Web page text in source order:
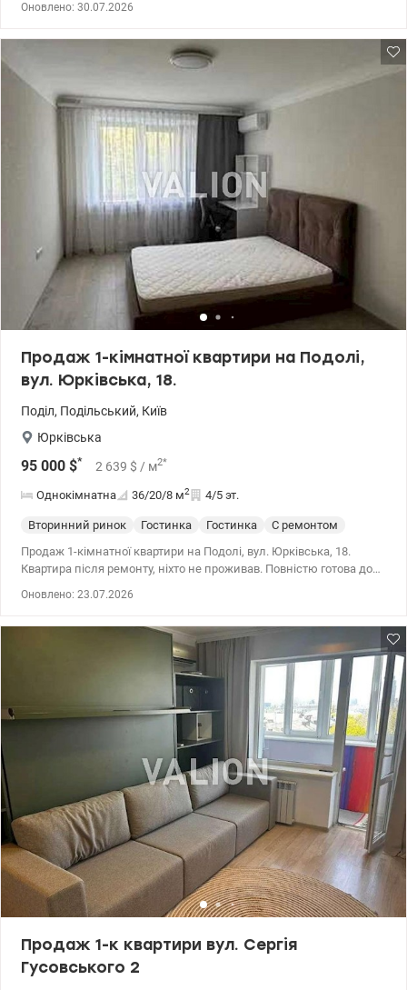
Оновлено: 30.07.2026
Продаж 1-кімнатної квартири на Подолі,
вул. Юрківська, 18.
Поділ, Подільський, Київ
Юрківська
95 000 $* 2 639 $ / м2*
Однокімнатна 36/20/8 м2 4/5 эт.
Вторинний ринок Гостинка Гостинка
С ремонтом
Продаж 1-кімнатної квартири на Подолі, вул. Юрківська, 18.
Квартира після ремонту, ніхто не проживав. Повністю готова до
Аврора, аптеки, кафе та ресторани • вся інфраструктура Подолу
поруч 2 хв пішки до метро Тараса Шевченка. 10 хв пішки до
Контрактової площі. Право власності більше 3 років. Готові
розглядати єОселю та інші державні програми. т.044 200 10 80
Valion.ua/1151958
Оновлено: 23.07.2026
Продаж 1-к квартири вул. Сергія
Гусовського 2